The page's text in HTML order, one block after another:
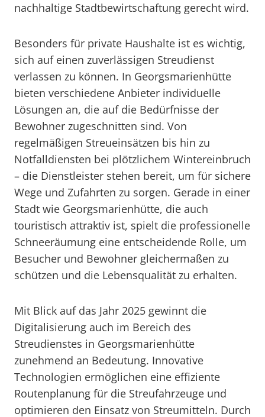
nachhaltige Stadtbewirtschaftung gerecht wird.
Besonders für private Haushalte ist es wichtig,
sich auf einen zuverlässigen Streudienst
verlassen zu können. In Georgsmarienhütte
bieten verschiedene Anbieter individuelle
Lösungen an, die auf die Bedürfnisse der
Bewohner zugeschnitten sind. Von
regelmäßigen Streueinsätzen bis hin zu
Notfalldiensten bei plötzlichem Wintereinbruch
– die Dienstleister stehen bereit, um für sichere
Wege und Zufahrten zu sorgen. Gerade in einer
Stadt wie Georgsmarienhütte, die auch
touristisch attraktiv ist, spielt die professionelle
Schneeräumung eine entscheidende Rolle, um
Besucher und Bewohner gleichermaßen zu
schützen und die Lebensqualität zu erhalten.
Mit Blick auf das Jahr 2025 gewinnt die
Digitalisierung auch im Bereich des
Streudienstes in Georgsmarienhütte
zunehmend an Bedeutung. Innovative
Technologien ermöglichen eine effiziente
Routenplanung für die Streufahrzeuge und
optimieren den Einsatz von Streumitteln. Durch